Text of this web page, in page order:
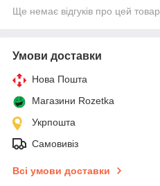
Ще немає відгуків про цей товар
Умови доставки
Нова Пошта
Магазини Rozetka
Укрпошта
Самовивіз
Всі умови доставки